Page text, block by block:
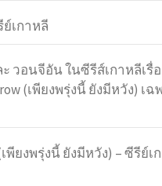
ย์เกาหลี
วอนจีอัน ในซีรีส์เกาหลีเรื่อ
(เพียงพรุ่งนี้ ยังมีหวัง) เฉ
พียงพรุ่งนี้ ยังมีหวัง) – ซีรีย์เ